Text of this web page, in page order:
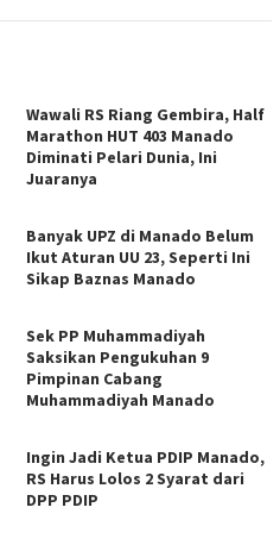
Wawali RS Riang Gembira, Half
Marathon HUT 403 Manado
Diminati Pelari Dunia, Ini
Juaranya
Banyak UPZ di Manado Belum
Ikut Aturan UU 23, Seperti Ini
Sikap Baznas Manado
Sek PP Muhammadiyah
Saksikan Pengukuhan 9
Pimpinan Cabang
Muhammadiyah Manado
Ingin Jadi Ketua PDIP Manado,
RS Harus Lolos 2 Syarat dari
DPP PDIP